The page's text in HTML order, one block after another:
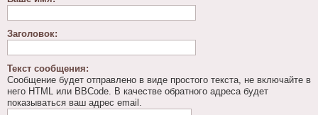
Заголовок:
Текст сообщения:
Сообщение будет отправлено в виде простого текста, не включайте в
него HTML или BBCode. В качестве обратного адреса будет
показываться ваш адрес email.